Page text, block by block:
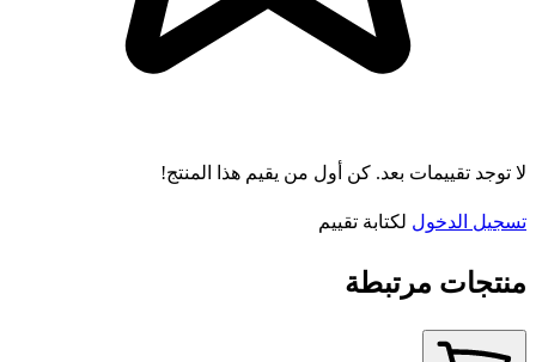
لا توجد تقييمات بعد. كن أول من يقيم هذا المنتج!
تسجيل الدخول لكتابة تقييم
منتجات مرتبطة